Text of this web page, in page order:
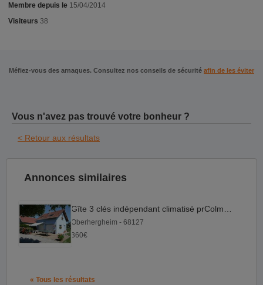
Membre depuis le 15/04/2014
Visiteurs 38
Méfiez-vous des arnaques. Consultez nos conseils de sécurité afin de les éviter
Vous n'avez pas trouvé votre bonheur ?
< Retour aux résultats
Annonces similaires
Oberhergheim - 68127
360€
« Tous les résultats